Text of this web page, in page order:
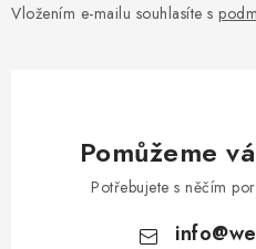
Vložením e-mailu souhlasíte s
Pomůžeme
Potřebujete s něčím
info@